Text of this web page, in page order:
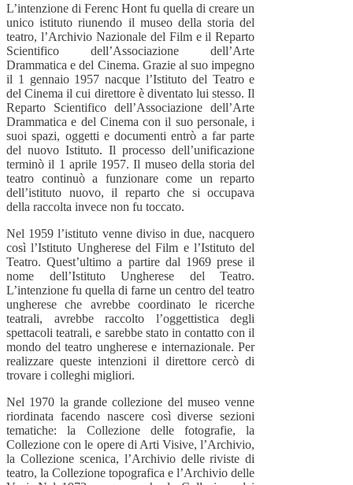
L’intenzione di Ferenc Hont fu quella di creare un
unico istituto riunendo il museo della storia del
teatro, l’Archivio Nazionale del Film e il Reparto
Scientifico dell’Associazione dell’Arte
Drammatica e del Cinema. Grazie al suo impegno
il 1 gennaio 1957 nacque l’Istituto del Teatro e
del Cinema il cui direttore è diventato lui stesso. Il
Reparto Scientifico dell’Associazione dell’Arte
Drammatica e del Cinema con il suo personale, i
suoi spazi, oggetti e documenti entrò a far parte
del nuovo Istituto. Il processo dell’unificazione
terminò il 1 aprile 1957. Il museo della storia del
teatro continuò a funzionare come un reparto
dell’istituto nuovo, il reparto che si occupava
della raccolta invece non fu toccato.
Nel 1959 l’istituto venne diviso in due, nacquero
così l’Istituto Ungherese del Film e l’Istituto del
Teatro. Quest’ultimo a partire dal 1969 prese il
nome dell’Istituto Ungherese del Teatro.
L’intenzione fu quella di farne un centro del teatro
ungherese che avrebbe coordinato le ricerche
teatrali, avrebbe raccolto l’oggettistica degli
spettacoli teatrali, e sarebbe stato in contatto con il
mondo del teatro ungherese e internazionale. Per
realizzare queste intenzioni il direttore cercò di
trovare i colleghi migliori.
Nel 1970 la grande collezione del museo venne
riordinata facendo nascere così diverse sezioni
tematiche: la Collezione delle fotografie, la
Collezione con le opere di Arti Visive, l’Archivio,
la Collezione scenica, l’Archivio delle riviste di
teatro, la Collezione topografica e l’Archivio delle